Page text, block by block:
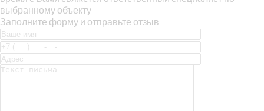
выбранному объекту
Заполните форму и отправьте отзыв